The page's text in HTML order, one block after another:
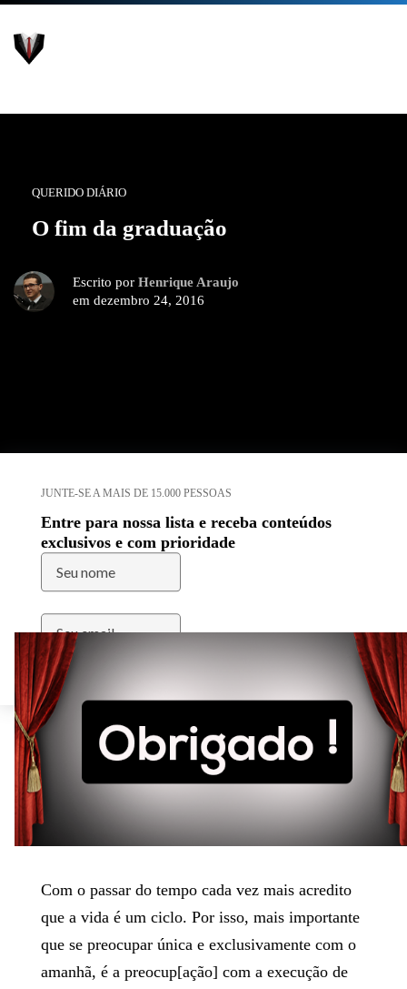
QUERIDO DIÁRIO
O fim da graduação
Escrito por Henrique Araujo
em dezembro 24, 2016
JUNTE-SE A MAIS DE 15.000 PESSOAS
Entre para nossa lista e receba conteúdos
exclusivos e com prioridade
Com o passar do tempo cada vez mais acredito
que a vida é um ciclo. Por isso, mais importante
que se preocupar única e exclusivamente com o
amanhã, é a preocup[ação] com a execução de